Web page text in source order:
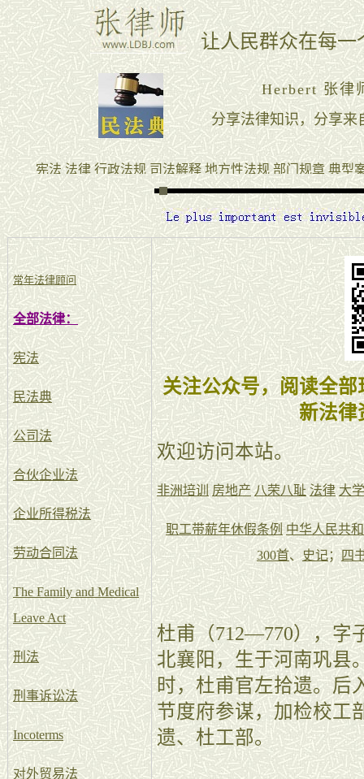
常年法律顾问
全部法律：
宪法
民法典
公司法
合伙企业法
企业所得税法
劳动合同法
The Family and Medical
Leave Act
刑法
刑事诉讼法
Incoterms
对外贸易法
关注公众号，阅读全
新法律
欢迎访问本站。
非洲培训 房地产 八荣八耻 法律 大学
职工带薪年休假条例 中华人民共
300首、史记；四
杜甫（712—770），字
北襄阳，生于河南巩县
时，杜甫官左拾遗。后
节度府参谋，加检校工
遗、杜工部。